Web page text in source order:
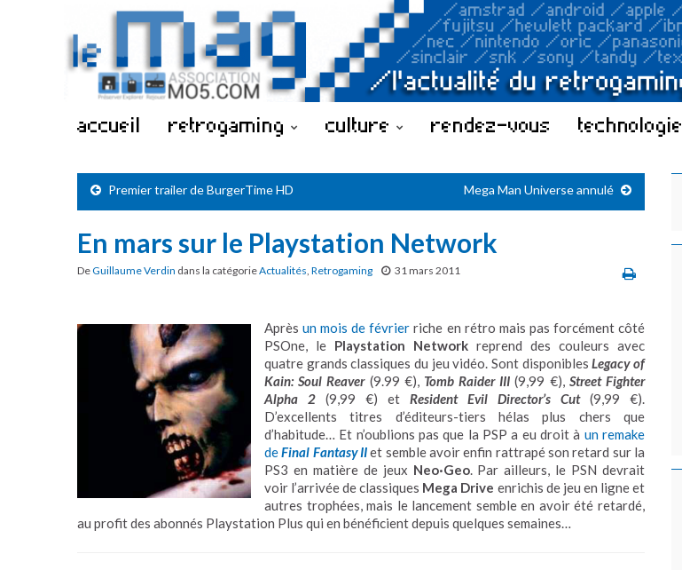
accueil retrogaming culture rendez-vous technologie
Premier trailer de BurgerTime HD Mega Man Universe annulé
En mars sur le Playstation Network
DeGuillaume Verdin dans la catégorieActualités, Retrogaming 31 mars 2011
Aprèsun mois de février riche en rétro mais pas forcément côté
PSOne, le Playstation Network reprend des couleurs avec
quatre grands classiques du jeu vidéo. Sont disponiblesLegacy of
Kain: Soul Reaver (9.99 €), Tomb Raider III (9,99 €), Street Fighter
Alpha 2 (9,99 €) et Resident Evil Director’s Cut(9,99 €).
D’excellents titres d’éditeurs-tiers hélas plus chers que
d’habitude… Et n’oublions pas que la PSP a eu droit à un remake
deFinal Fantasy IIet semble avoir enfin rattrapé son retard sur la
PS3 en matière de jeux Neo·Geo. Par ailleurs, le PSN devrait
voir l’arrivée de classiques Mega Drive enrichis de jeu en ligne et
autres trophées, mais le lancement semble en avoir été retardé,
au profit des abonnés Playstation Plus qui en bénéficient depuis quelques semaines…